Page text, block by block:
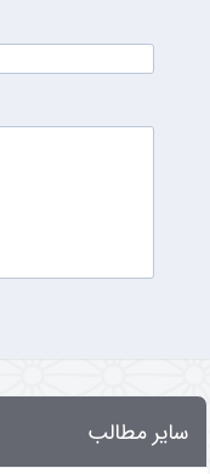
سایر مطالب